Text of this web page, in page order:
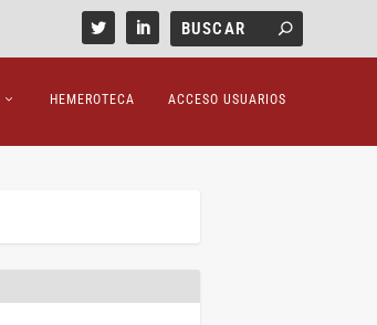
HEMEROTECA ACCESO USUARIOS